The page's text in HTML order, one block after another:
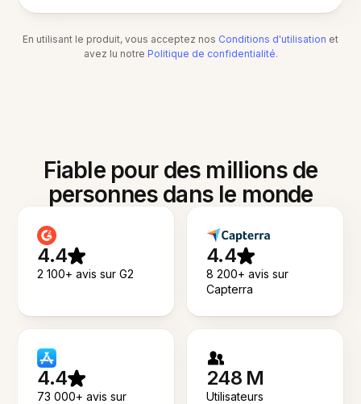
En utilisant le produit, vous acceptez nos Conditions d'utilisation et
avez lu notre Politique de confidentialité.
Fiable pour des millions de
personnes dans le monde
4.4
2 100+ avis sur G2
4.4
8 200+ avis sur
Capterra
4.4
73 000+ avis sur
248 M
Utilisateurs